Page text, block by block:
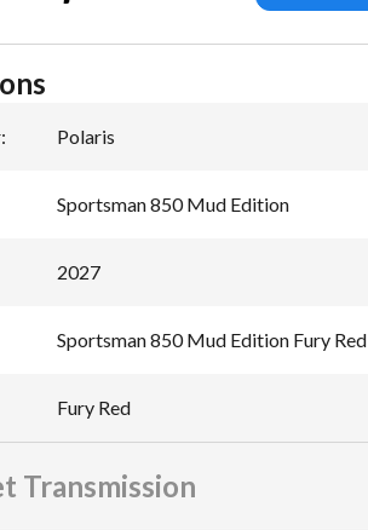
: Polaris
Sportsman 850 Mud Edition
2027
Sportsman 850 Mud Edition Fury Red
Fury Red
Transmission